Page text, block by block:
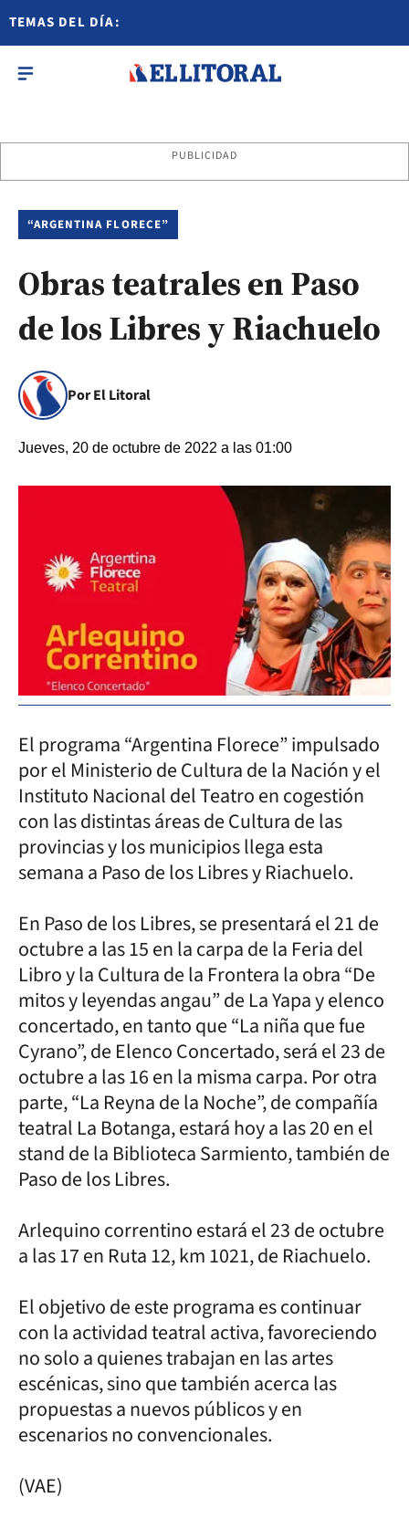
TEMAS DEL DÍA:
PUBLICIDAD
“ARGENTINA FLORECE”
Obras teatrales en Paso
de los Libres y Riachuelo
Por El Litoral
Jueves, 20 de octubre de 2022 a las 01:00
El programa “Argentina Florece” impulsado
por el Ministerio de Cultura de la Nación y el
Instituto Nacional del Teatro en cogestión
con las distintas áreas de Cultura de las
provincias y los municipios llega esta
semana a Paso de los Libres y Riachuelo.
En Paso de los Libres, se presentará el 21 de
octubre a las 15 en la carpa de la Feria del
Libro y la Cultura de la Frontera la obra “De
mitos y leyendas angau” de La Yapa y elenco
concertado, en tanto que “La niña que fue
Cyrano”, de Elenco Concertado, será el 23 de
octubre a las 16 en la misma carpa. Por otra
parte, “La Reyna de la Noche”, de compañía
teatral La Botanga, estará hoy a las 20 en el
stand de la Biblioteca Sarmiento, también de
Paso de los Libres.
Arlequino correntino estará el 23 de octubre
a las 17 en Ruta 12, km 1021, de Riachuelo.
El objetivo de este programa es continuar
con la actividad teatral activa, favoreciendo
no solo a quienes trabajan en las artes
escénicas, sino que también acerca las
propuestas a nuevos públicos y en
escenarios no convencionales.
(VAE)